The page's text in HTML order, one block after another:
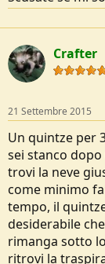
Crafter
21 Settembre 2015
Un quintze per
sei stanco
trovi la neve
come minimo
tempo, il
desiderabile
rimanga sotto
ritrovi la